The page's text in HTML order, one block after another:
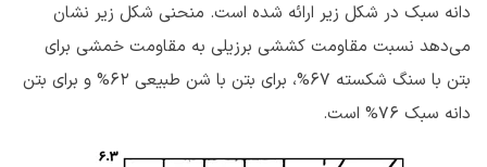
دانه سبک در شکل زیر ارائه شده‌ است. منحنی شکل زیر نشان
می‌دهد نسبت مقاومت کششی برزیلی به مقاومت خمشی برای
بتن با سنگ شکسته ۶۷%، برای بتن با شن طبیعی ۶۲% و برای بتن
دانه سبک ۷۶% است.